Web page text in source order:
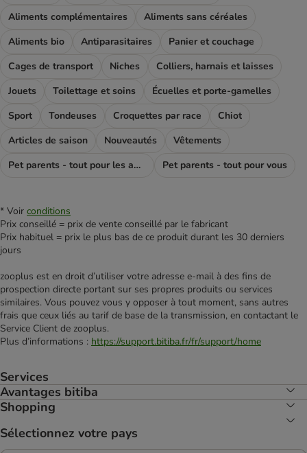
Aliments complémentaires
Aliments sans céréales
Aliments bio
Antiparasitaires
Panier et couchage
Cages de transport
Niches
Colliers, harnais et laisses
Jouets
Toilettage et soins
Écuelles et porte-gamelles
Sport
Tondeuses Croquettes par race
Chiot
Articles de saison
Nouveautés
Vêtements
Pet parents - tout pour les amoureux des chiens
Pet parents - tout pour vous
* Voir conditions
Prix conseillé = prix de vente conseillé par le fabricant
Prix habituel = prix le plus bas de ce produit durant les 30 derniers
jours
zooplus est en droit d’utiliser votre adresse e‑mail à des fins de
prospection directe portant sur ses propres produits ou services
similaires. Vous pouvez vous y opposer à tout moment, sans autres
frais que ceux liés au tarif de base de la transmission, en contactant le
Service Client de zooplus.
Plus d’informations : https://support.bitiba.fr/fr/support/home
Services
Avantages bitiba
Shopping
Sélectionnez votre pays